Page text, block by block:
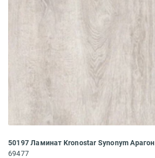
50197 Ламинат Kronostar Synonym Арагон
69477